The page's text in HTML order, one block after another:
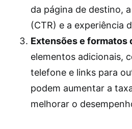
da página de destino,
(CTR) e a experiência
Extensões e formatos
elementos adicionais,
telefone e links para
podem aumentar a
melhorar o